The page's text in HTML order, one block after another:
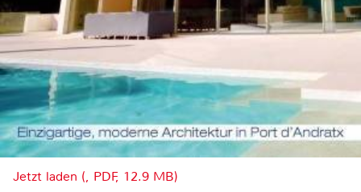
Jetzt laden (, PDF, 12.9 MB)